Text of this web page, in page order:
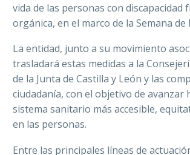
vida de las personas con discapacidad
orgánica, en el marco de la Semana de
La entidad, junto a su movimiento
trasladará estas medidas a la
de la Junta de Castilla y León y las
ciudadanía, con el objetivo de avanzar
sistema sanitario más accesible,
en las personas.
Entre las principales líneas de